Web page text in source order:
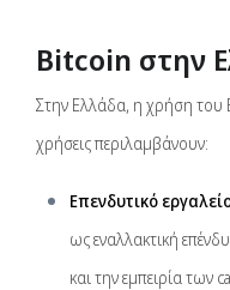
Bitcoin στην
Στην Ελλάδα, η χρήση του
χρήσεις περιλαμβάνουν:
Επενδυτικό
ως εναλλακτική
και την εμπειρία των